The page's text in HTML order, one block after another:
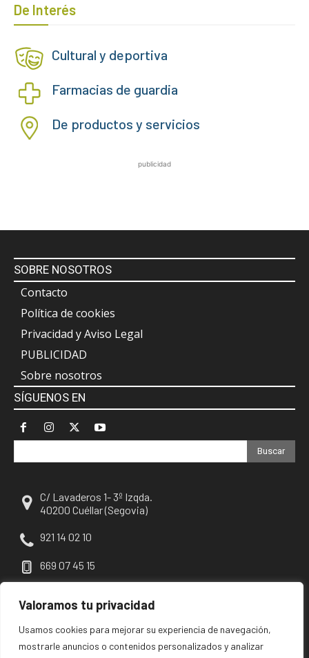
Valoramos tu privacidad
Usamos cookies para mejorar su experiencia de navegación,
mostrarle anuncios o contenidos personalizados y analizar
De Interés
Cultural y deportiva
Farmacias de guardia
De productos y servicios
publicidad
SOBRE NOSOTROS
Contacto
Política de cookies
Privacidad y Aviso Legal
PUBLICIDAD
Sobre nosotros
SÍGUENOS EN
Buscar
C/ Lavaderos 1- 3º Izqda.
40200 Cuéllar (Segovia)
921 14 02 10
669 07 45 15